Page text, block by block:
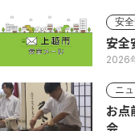
安
安全
2026
ニ
お点